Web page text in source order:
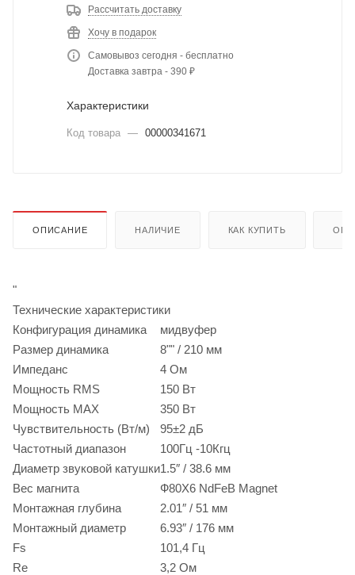
Рассчитать доставку
Хочу в подарок
Самовывоз сегодня - бесплатно
Доставка завтра - 390 ₽
Характеристики
Код товара — 00000341671
ОПИСАНИЕ НАЛИЧИЕ КАК КУПИТЬ
"
Технические характеристики
Конфигурация динамика
мидвуфер
Размер динамика
8"" / 210 мм
Импеданс
4 Ом
Мощность RMS
150 Вт
Мощность MAX
350 Вт
Чувствительность (Вт/м)
95±2 дБ
Частотный диапазон
100Гц -10Кгц
Диаметр звуковой катушки1.5″ / 38.6 мм
Вес магнита
Ф80X6 NdFeB Magnet
Монтажная глубина
2.01″ / 51 мм
Монтажный диаметр
6.93″ / 176 мм
Fs
101,4 Гц
Re
3,2 Ом